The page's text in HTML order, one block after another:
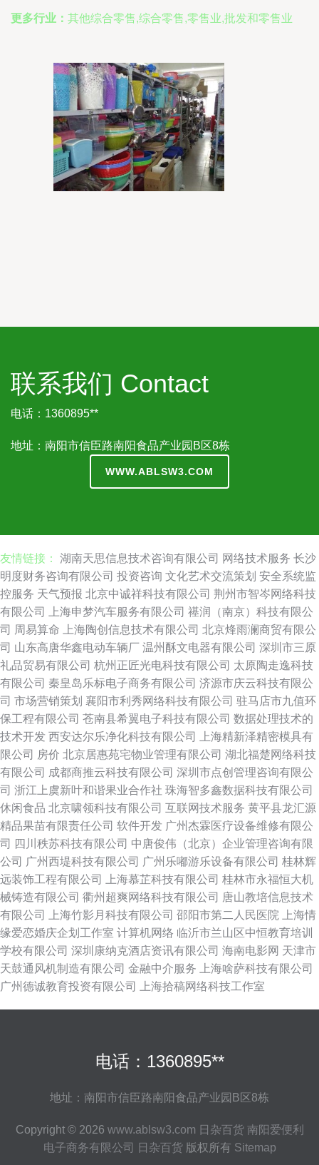
更多行业： 其他综合零售,综合零售,零售业,批发和零售业
联系我们 Contact
电话：1360895**
地址：南阳市信臣路南阳食品产业园B区8栋
WWW.ABLSW3.COM
友情链接： 湖南天思信息技术咨询有限公司 网络技术服务 长沙
明度财务咨询有限公司 投资咨询 文化艺术交流策划 安全系统监
控服务 天气预报 北京中诚祥科技有限公司 荆州市智岑网络科技
有限公司
上海申梦汽车服务有限公司 禥润（南京）科技有限公
司 周易算命 上海陶创信息技术有限公司 北京烽雨澜商贸有限公
司 山东高唐华鑫电动车辆厂 温州酥文电器有限公司 深圳市三原
礼品贸易有限公司 杭州正匠光电科技有限公司 太原陶走逸科技
有限公司 秦皇岛乐标电子商务有限公司 济源市庆云科技有限公
司 市场营销策划 襄阳市利秀网络科技有限公司 驻马店市九值环
保工程有限公司 苍南县希翼电子科技有限公司 数据处理技术的
技术开发 西安达尔乐净化科技有限公司
上海精新泽精密模具有
限公司 房价 北京居惠苑宅物业管理有限公司 湖北福楚网络科技
有限公司 成都商推云科技有限公司 深圳市点创管理咨询有限公
司 浙江上虞新叶和谐果业合作社 珠海智多鑫数据科技有限公司
休闲食品 北京啸领科技有限公司 互联网技术服务 黄平县龙汇源
精品果苗有限责任公司 软件开发 广州杰霖医疗设备维修有限公
司
四川秩苏科技有限公司 中唐俊伟（北京）企业管理咨询有限
公司 广州西堤科技有限公司 广州乐嘟游乐设备有限公司 桂林辉
远装饰工程有限公司
上海慕芷科技有限公司 桂林市永福恒大机
械铸造有限公司 衢州超爽网络科技有限公司 唐山教培信息技术
有限公司
上海竹影月科技有限公司 邵阳市第二人民医院
上海情
缘爱恋婚庆企划工作室 计算机网络 临沂市兰山区中恒教育培训
学校有限公司 深圳康纳克酒店资讯有限公司 海南电影网 天津市
天鼓通风机制造有限公司 金融中介服务
上海啥萨科技有限公司
广州德诚教育投资有限公司
上海拾稿网络科技工作室
电话：1360895**
地址：南阳市信臣路南阳食品产业园B区8栋
Copyright © 2026 www.ablsw3.com 日杂百货 南阳爱便利
电子商务有限公司
日杂百货版权所有 Sitemap